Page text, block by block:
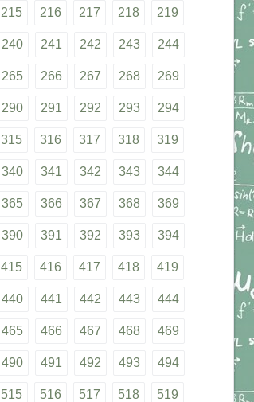
215 216 217 218 219
240 241 242 243 244
265 266 267 268 269
290 291 292 293 294
315 316 317 318 319
340 341 342 343 344
365 366 367 368 369
390 391 392 393 394
415 416 417 418 419
440 441 442 443 444
465 466 467 468 469
490 491 492 493 494
515 516 517 518 519